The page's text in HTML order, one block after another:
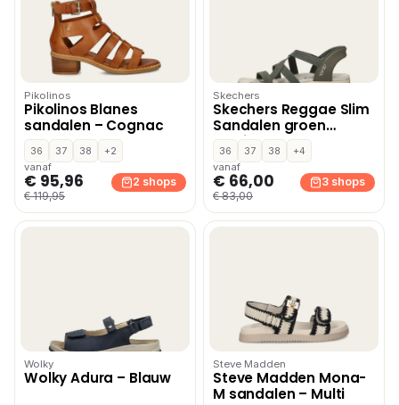
Pikolinos
Pikolinos Blanes
sandalen – Cognac
36 37 38
+2
vanaf
€ 95,96
€ 119,95
2 shops
Skechers
Skechers Reggae Slim
Sandalen groen
Textiel
36 37 38
+4
vanaf
€ 66,00
€ 83,00
3 shops
Wolky
Wolky Adura – Blauw
Steve Madden
Steve Madden Mona-
M sandalen – Multi